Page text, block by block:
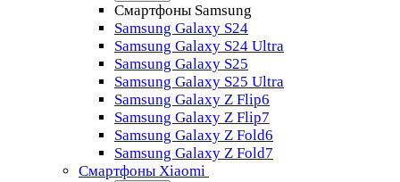
Смартфоны Samsung
Samsung Galaxy S24
Samsung Galaxy S24 Ultra
Samsung Galaxy S25
Samsung Galaxy S25 Ultra
Samsung Galaxy Z Flip6
Samsung Galaxy Z Flip7
Samsung Galaxy Z Fold6
Samsung Galaxy Z Fold7
Смартфоны Xiaomi